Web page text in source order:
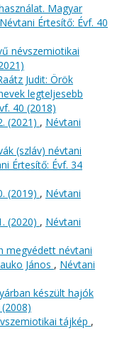
Magyar
Névtani Értesítő: Évf. 40
névszemiotikai
Judit: Örök
legteljesebb
40 (2018)
(2021) , Névtani
(szláv) névtani
Értesítő: Évf. 34
(2019) , Névtani
(2020) , Névtani
megvédett névtani
János , Névtani
készült hajók
tájkép ,